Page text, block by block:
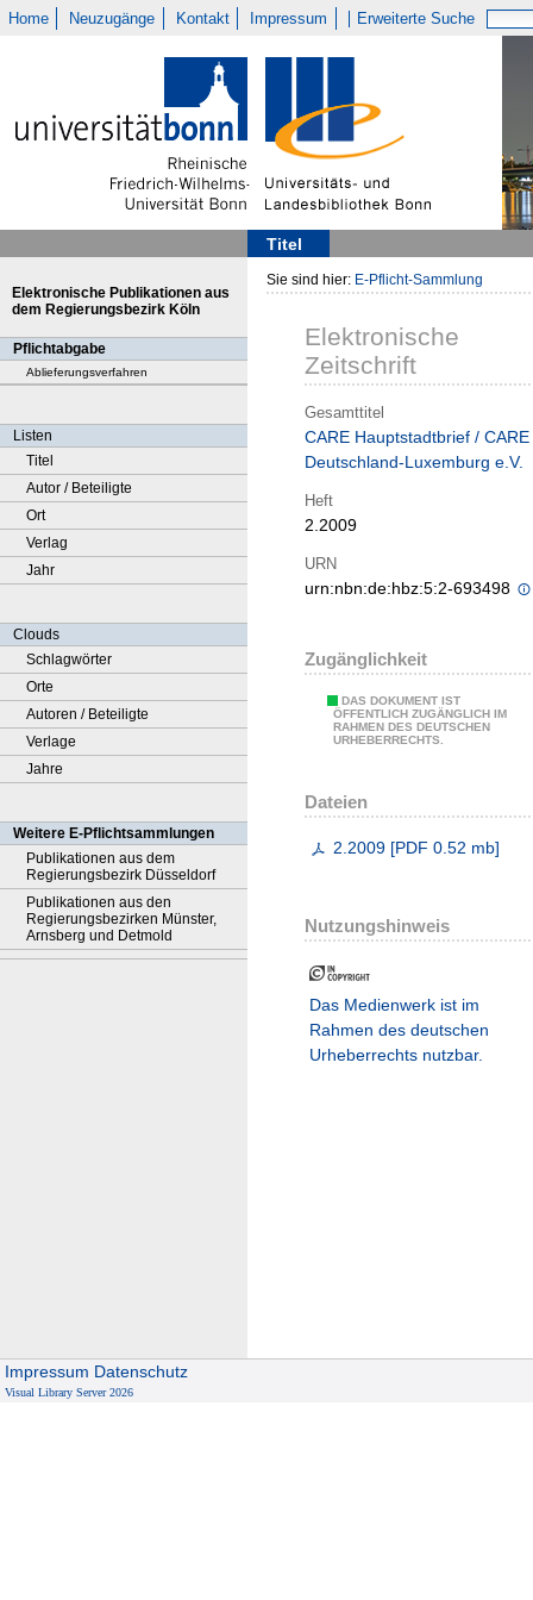
Home Neuzugänge Kontakt Impressum Erweiterte Suche
Titel
Elektronische Publikationen aus
dem Regierungsbezirk Köln
Pflichtabgabe
Ablieferungsverfahren
Listen
Titel
Autor / Beteiligte
Ort
Verlag
Jahr
Clouds
Schlagwörter
Orte
Autoren / Beteiligte
Verlage
Jahre
Weitere E-Pflichtsammlungen
Publikationen aus dem
Regierungsbezirk Düsseldorf
Publikationen aus den
Regierungsbezirken Münster,
Arnsberg und Detmold
Sie sind hier: E-Pflicht-Sammlung
Elektronische
Zeitschrift
Gesamttitel
CARE Hauptstadtbrief / CARE
Deutschland-Luxemburg e.V.
Heft
2.2009
URN
urn:nbn:de:hbz:5:2-693498
Zugänglichkeit
DAS DOKUMENT IST
ÖFFENTLICH ZUGÄNGLICH IM
RAHMEN DES DEUTSCHEN
URHEBERRECHTS.
Dateien
2.2009 [PDF 0.52 mb]
Nutzungshinweis
Das Medienwerk ist im
Rahmen des deutschen
Urheberrechts nutzbar.
Impressum Datenschutz
Visual Library Server 2026